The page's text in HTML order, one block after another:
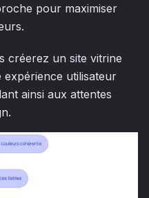
pour maximiser
créerez un site vitrine
utilisateur
ainsi aux attentes